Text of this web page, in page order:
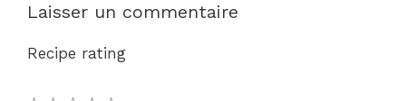
Laisser un commentaire
Recipe rating